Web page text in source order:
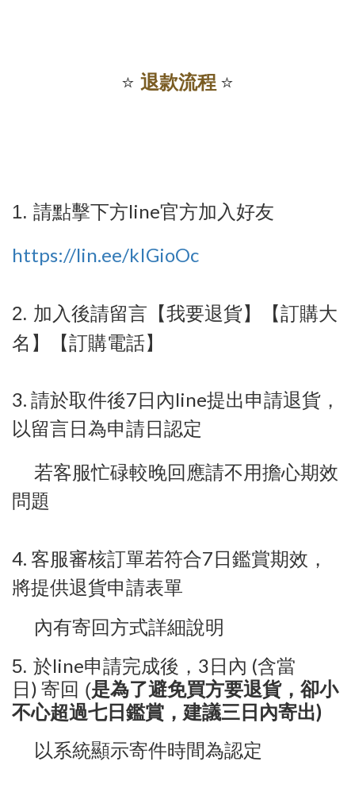
⭐️ 退款流程 ⭐️
1. 請點擊下方line官方加入好友
https://lin.ee/kIGioOc
2. 加入後請留言【我要退貨】【訂購大
名】【訂購電話】
3. 請於取件後7日內line提出申請退貨，
以留言日為申請日認定
若客服忙碌較晚回應請不用擔心期效
問題
4. 客服審核訂單若符合7日鑑賞期效，
將提供退貨申請表單
內有寄回方式詳細說明
5. 於line申請完成後， 3 日內 (含當
日 ) 寄回 (是為了避免買方要退貨，卻小
不心超過七日鑑賞，建議三日內寄出)
以系統顯示寄件時間為認定